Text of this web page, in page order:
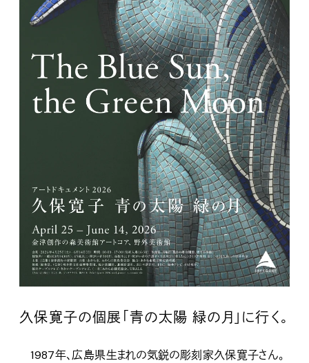
久保寛子の個展「青の太陽 緑の月」に行く。
1987年、広島県生まれの気鋭の彫刻家久保寛子さん。